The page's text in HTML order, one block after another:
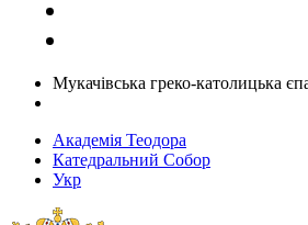
Мукачівська греко-католицька
Академія Теодора
Катедральний Собор
Укр